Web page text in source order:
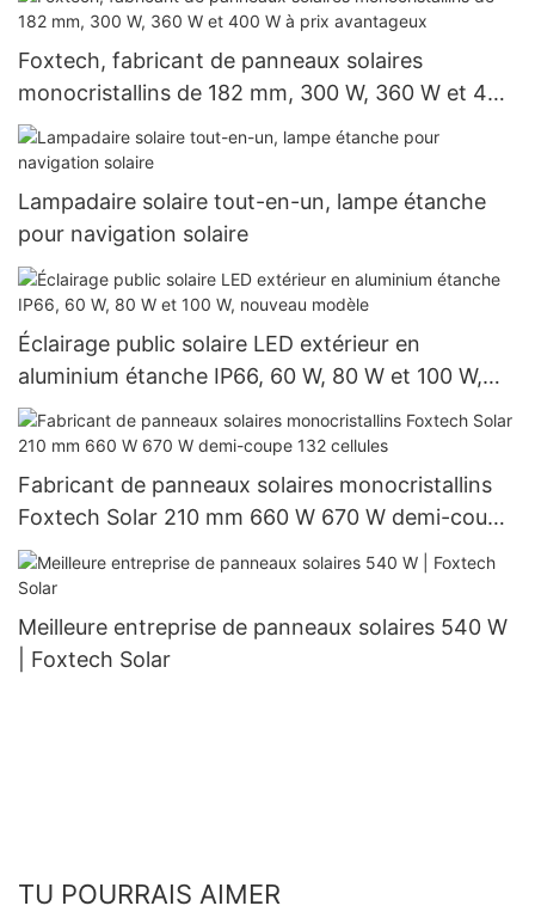
Foxtech, fabricant de panneaux solaires
monocristallins de 182 mm, 300 W, 360 W et 400
W à prix avantageux
Lampadaire solaire tout-en-un, lampe étanche
pour navigation solaire
Éclairage public solaire LED extérieur en
aluminium étanche IP66, 60 W, 80 W et 100 W,
nouveau modèle
Fabricant de panneaux solaires monocristallins
Foxtech Solar 210 mm 660 W 670 W demi-coupe
132 cellules
Meilleure entreprise de panneaux solaires 540 W
| Foxtech Solar
TU POURRAIS AIMER